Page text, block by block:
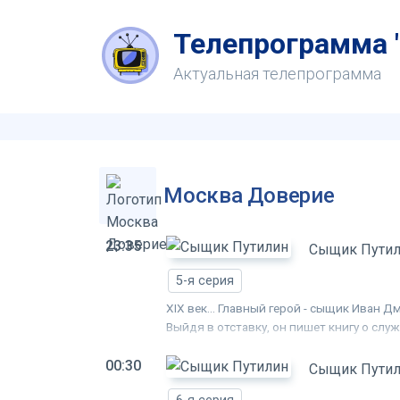
Телепрограмма
Актуальная телепрограмма
Москва Доверие
23:35 Сыщик
5-я серия
XIX век... Главный герой - сыщик Иван
Выйдя в отставку, он пишет книгу о
опасных поворотов, загадок,
неожиданна.
00:30 Сыщик